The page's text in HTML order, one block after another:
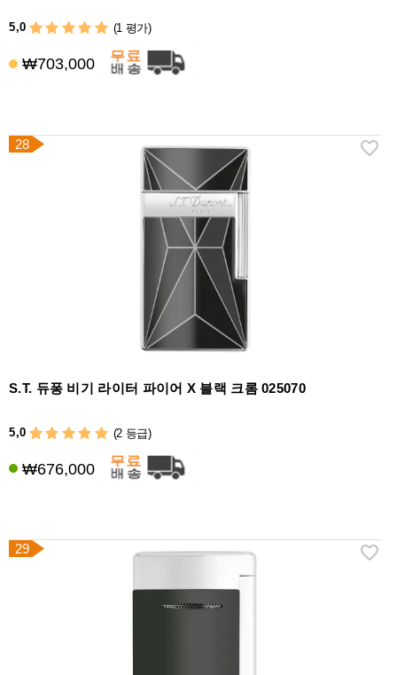
5,0 (1 평가)
₩703,000
28
S.T. 듀퐁 비기 라이터 파이어 X 블랙 크롬 025070
5,0 (2 등급)
₩676,000
29